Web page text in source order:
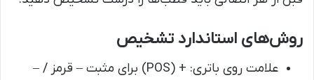
روش‌های استاندارد تشخیص
علامت روی باتری: + (POS) برای مثبت – قرمز / –